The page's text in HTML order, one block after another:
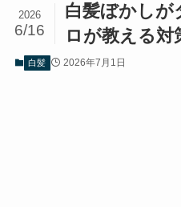
白髪ぼかしが
ロが教える対
2026
6/16
白髪 2026年7月1日